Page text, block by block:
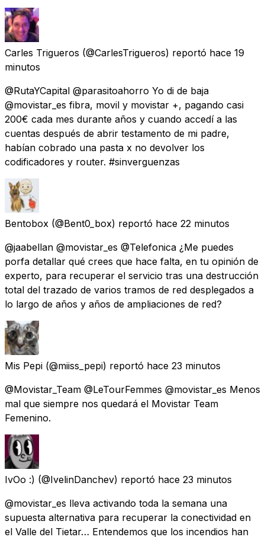
Carles Trigueros (@CarlesTrigueros) reportó hace 19
minutos
@RutaYCapital @parasitoahorro Yo di de baja
@movistar_es fibra, movil y movistar +, pagando casi
200€ cada mes durante años y cuando accedí a las
cuentas después de abrir testamento de mi padre,
habían cobrado una pasta x no devolver los
codificadores y router. #sinverguenzas
Bentobox (@Bent0_box) reportó hace 22 minutos
@jaabellan @movistar_es @Telefonica ¿Me puedes
porfa detallar qué crees que hace falta, en tu opinión de
experto, para recuperar el servicio tras una destrucción
total del trazado de varios tramos de red desplegados a
lo largo de años y años de ampliaciones de red?
Mis Pepi (@miiss_pepi) reportó hace 23 minutos
@Movistar_Team @LeTourFemmes @movistar_es Menos
mal que siempre nos quedará el Movistar Team
Femenino.
IvOo :) (@IvelinDanchev) reportó hace 23 minutos
@movistar_es lleva activando toda la semana una
supuesta alternativa para recuperar la conectividad en
el Valle del Tietar… Entendemos que los incendios han